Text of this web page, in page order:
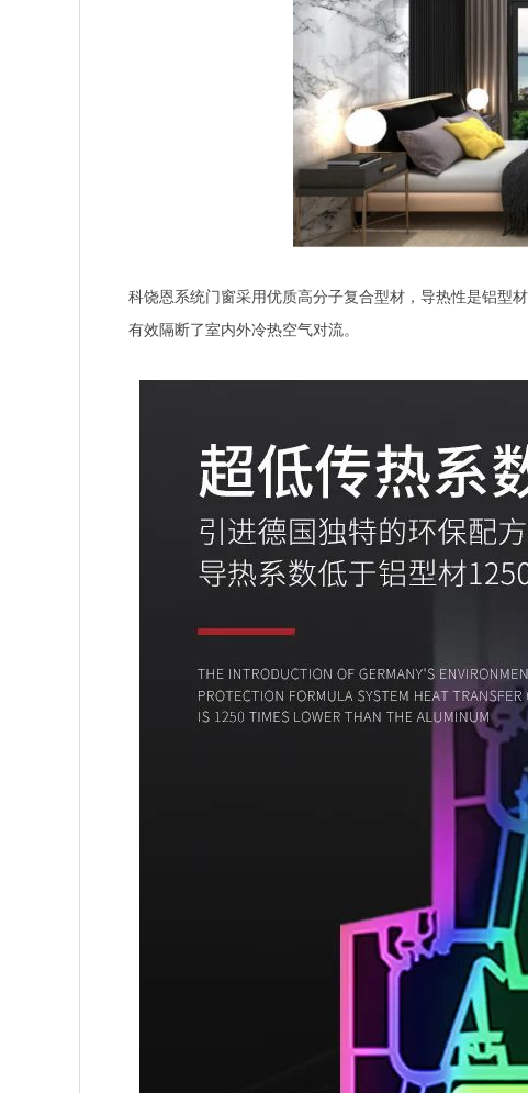
科饶恩系统门窗采用优质高分子复合型材，导热性是铝型
有效隔断了室内外冷热空气对流。